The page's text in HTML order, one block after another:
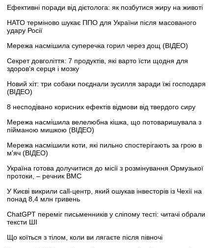
Ефективні поради від дієтолога: як позбутися жиру на животі
НАТО терміново шукає ППО для України після масованого
удару Росії
Мережа насмішила суперечка горил через дощ (ВІДЕО)
Секрет довголіття: 7 продуктів, які варто їсти щодня для
здоров’я серця і мозку
Новий хіт: три собаки поєднали зусилля заради їжі господаря
(ВІДЕО)
8 несподівано корисних ефектів відмови від твердого сиру
Мережа насмішила велелюбна кішка, що потоваришувала з
пійманою мишкою (ВІДЕО)
Мережа насмішили коти, які пильно спостерігають за грою в
м'яч (ВІДЕО)
Україна готова долучитися до місії з розмінування Ормузької
протоки, – речник ВМС
У Києві викрили call-центр, який ошукав інвесторів із Чехії на
понад 8,4 млн гривень
ChatGPT переміг письменників у сліпому тесті: читачі обрали
тексти ШІ
Що коїться з тілом, коли ви лягаєте після півночі